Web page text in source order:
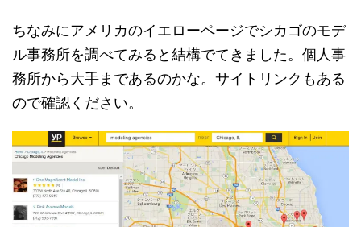
ちなみにアメリカのイエローページでシカゴのモデ
ル事務所を調べてみると結構でてきました。個人事
務所から大手まであるのかな。サイトリンクもある
ので確認ください。